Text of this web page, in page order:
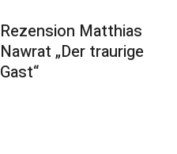
Rezension Matthias
Nawrat „Der traurige
Gast“